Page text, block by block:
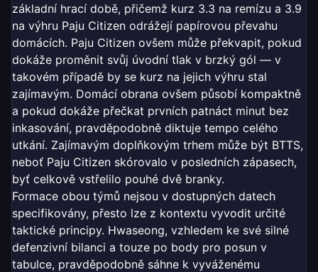
základní hrací době, přičemž kurz 3.3 na remízu a 3.9
na výhru Paju Citizen odrážejí papírovou převahu
domácích. Paju Citizen ovšem může překvapit, pokud
dokáže proměnit svůj úvodní tlak v brzký gól — v
takovém případě by se kurz na jejich výhru stal
zajímavým. Domácí obrana ovšem působí kompaktně
a pokud dokáže přečkat prvních patnáct minut bez
inkasování, pravděpodobně diktuje tempo celého
utkání. Zajímavým doplňkovým trhem může být BTTS,
neboť Paju Citizen skórovalo v posledních zápasech,
byť celkově vstřelilo pouhé dvě branky.
Formace obou týmů nejsou v dostupných datech
specifikovány, přesto lze z kontextu vyvodit určité
taktické principy. Hwaseong, vzhledem ke své silné
defenzivní bilanci a touze po body pro posun v
tabulce, pravděpodobně sáhne k vyváženému